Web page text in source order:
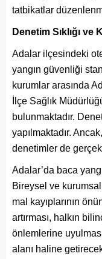
tatbikatlar
Denetim Sıklığı ve
Adalar ilçesindeki
yangın güvenliği
kurumlar arasında
İlçe Sağlık
bulunmaktadır.
yapılmaktadır.
denetimler de
Adalar’da baca
Bireysel ve
mal kayıplarının
artırması, halkın
önlemlerine
alanı haline